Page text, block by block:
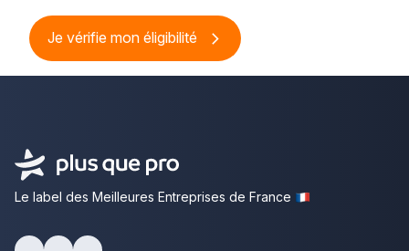
Je vérifie mon éligibilité
Le label des Meilleures Entreprises de France